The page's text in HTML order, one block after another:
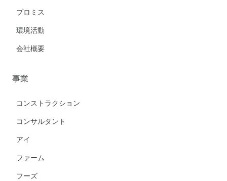
プロミス
環境活動
会社概要
事業
コンストラクション
コンサルタント
アイ
ファーム
フーズ